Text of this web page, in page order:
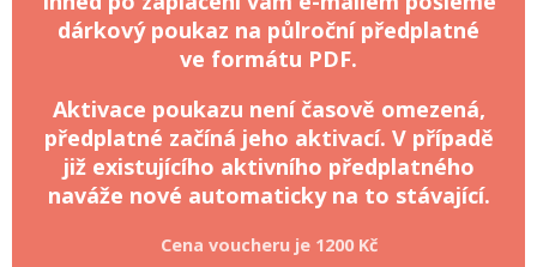
dárkový poukaz na půlroční předplatné
ve formátu PDF.
Aktivace poukazu není časově omezená,
předplatné začíná jeho aktivací. V případě
již existujícího aktivního předplatného
naváže nové automaticky na to stávající.
Cena voucheru je 1200 Kč